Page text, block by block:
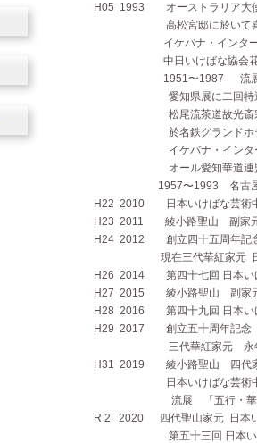
H05 1993 オーストラリア大使
高松宮邸に於いて喜久子
イケバナ・インターナシ
中日いけばな協会花展
1951〜1987 流展
愛知県展に二回特選
松尾流茶道故光斎宗匠と
於名鉄グランドホ
イケバナ・インターナ
オール愛知華道連盟四
1957〜1993 名古屋市長
H22 2010 日本いけばな芸術
H23 2011 綾小路聖山 副家
H24 2012 創立四十五周年記
現在三代華紅家元 日本
H26 2014 第四十七回 日本い
H27 2015 綾小路聖山 副家元
H28 2016 第四十九回 日本い
H29 2017 創立五十周年記念
三代華紅家元 永年在
H31 2019 綾小路聖山 四代
日本いけばな芸術中
流展 「五行・華の世
R 2 2020 四代聖山家元 日本
第五十三回 日本いけば